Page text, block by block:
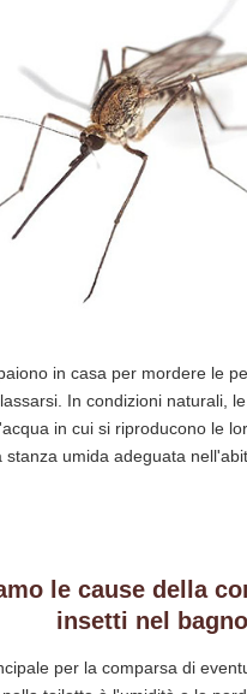
in casa per mordere le
In condizioni naturali,
in cui si riproducono le
stanza umida adeguata
le cause della
insetti nel bagno
per la comparsa di